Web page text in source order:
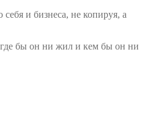
и бизнеса, не копируя, а
бы он ни жил и кем бы он ни